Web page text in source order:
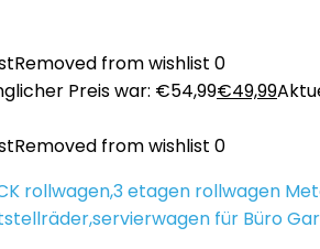
Removed from wishlist 0
Preis war: €54,99€49,99
Removed from wishlist 0